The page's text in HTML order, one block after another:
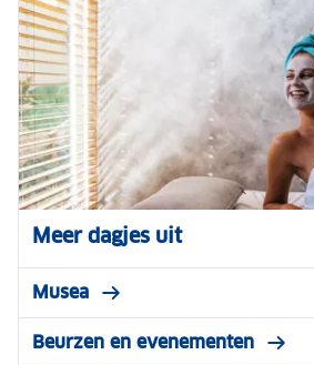
Meer dagjes uit
Musea
Beurzen en evenementen